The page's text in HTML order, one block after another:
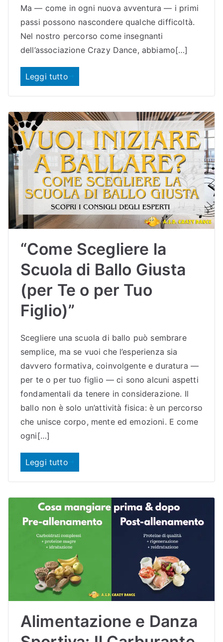
Ma — come in ogni nuova avventura — i primi
passi possono nascondere qualche difficoltà.
Nel nostro percorso come insegnanti
dell’associazione Crazy Dance, abbiamo[…]
Leggi tutto
“Come Scegliere la
Scuola di Ballo Giusta
(per Te o per Tuo
Figlio)”
Scegliere una scuola di ballo può sembrare
semplice, ma se vuoi che l’esperienza sia
davvero formativa, coinvolgente e duratura —
per te o per tuo figlio — ci sono alcuni aspetti
fondamentali da tenere in considerazione. Il
ballo non è solo un’attività fisica: è un percorso
che unisce corpo, mente ed emozioni. E come
ogni[…]
Leggi tutto
Alimentazione e Danza